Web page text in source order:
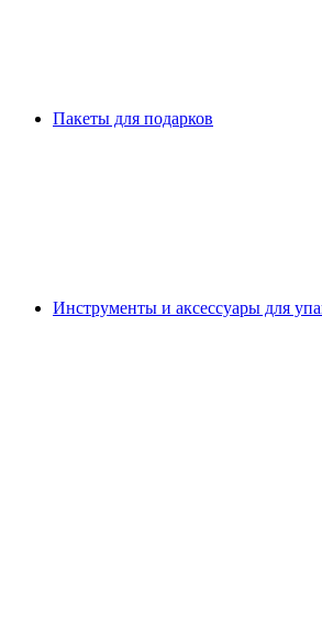
Пакеты для подарков
Инструменты и аксессуары для